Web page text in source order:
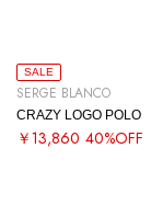
SALE
SERGE BLANCO
CRAZY LOGO POLO
￥13,860 40%OFF